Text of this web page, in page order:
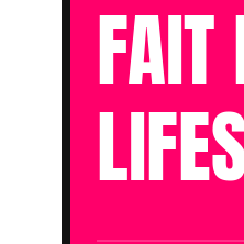
FAIT